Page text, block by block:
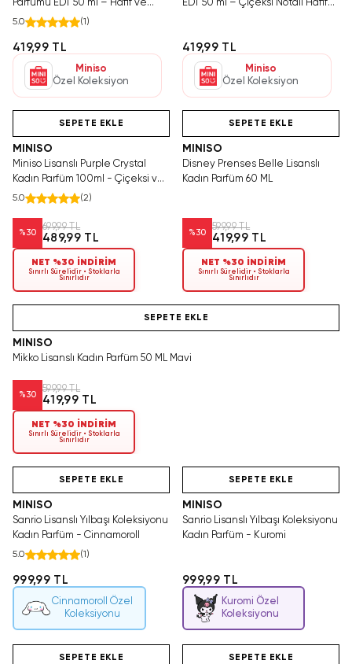
Parfümü EDT 50 ml – Hafif ve
Çiçeksi Çocuk Parfümü
5.0 (1 )
419,99 TL
Miniso
Özel Koleksiyon
EDT 50 ml – Çiçeksi Notalı Hafif
419,99 TL
Miniso
Özel Koleksiyon
Tükenmeden Satın Al
SEPETE EKLE
MINISO
Miniso Lisanslı Purple Crystal
Kadın Parfüm 100ml - Çiçeksi ve
Gurme Notalarla Büyüleyici Bir
5.0 (2)
%30
699,99 TL
489,99 TL
NET %30 İNDİRİM
Sınırlı Sürelidir • Stoklarla
Sınırlıdır
SEPETE EKLE
MINISO
Disney Prenses Belle Lisanslı
Kadın Parfüm 60 ML
%30
599,99 TL
419,99 TL
NET %30 İNDİRİM
Sınırlı Sürelidir • Stoklarla
Sınırlıdır
SEPETE EKLE
MINISO
Mikko Lisanslı Kadın Parfüm 50 ML Mavi
%30
599,99 TL
419,99 TL
NET %30 İNDİRİM
Sınırlı Sürelidir • Stoklarla
Sınırlıdır
SEPETE EKLE
MINISO
Sanrio Lisanslı Yılbaşı Koleksiyonu
Kadın Parfüm - Cinnamoroll
5.0 (1 )
999,99 TL
Cinnamoroll Özel
Koleksiyonu
SEPETE EKLE
MINISO
Sanrio Lisanslı Yılbaşı Koleksiyonu
Kadın Parfüm - Kuromi
999,99 TL
Kuromi Özel
Koleksiyonu
SEPETE EKLE SEPETE EKLE